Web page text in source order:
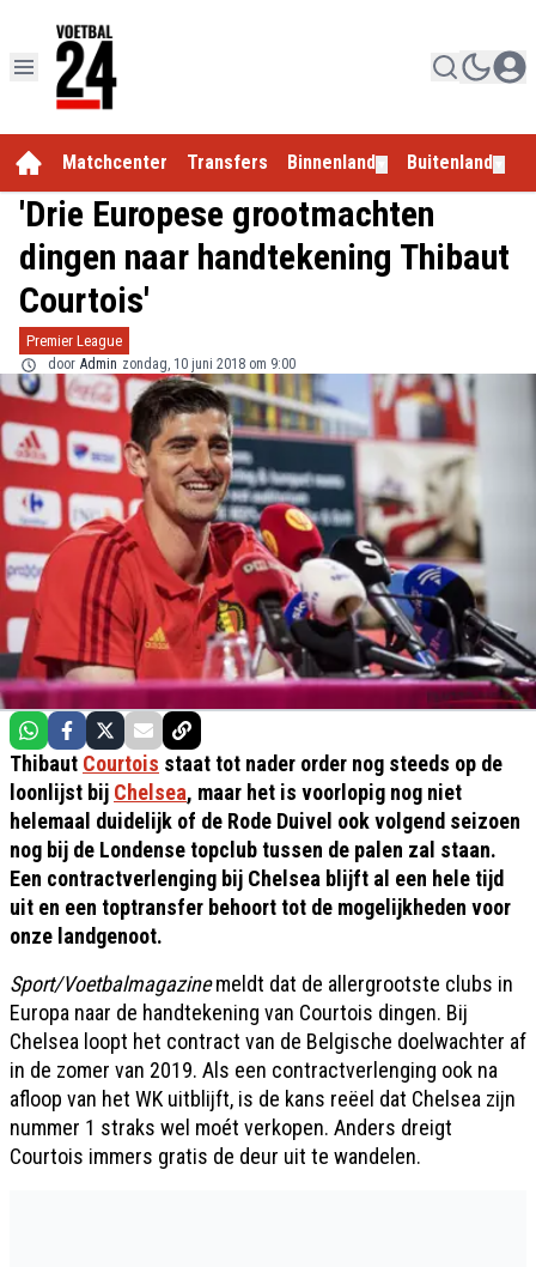
Matchcenter Transfers Binnenland Buitenland
'Drie Europese grootmachten
dingen naar handtekening Thibaut
Courtois'
Premier League
door Admin zondag, 10 juni 2018 om 9:00
Thibaut Courtois staat tot nader order nog steeds op de
loonlijst bij Chelsea, maar het is voorlopig nog niet
helemaal duidelijk of de Rode Duivel ook volgend seizoen
nog bij de Londense topclub tussen de palen zal staan.
Een contractverlenging bij Chelsea blijft al een hele tijd
uit en een toptransfer behoort tot de mogelijkheden voor
onze landgenoot.
Sport/Voetbalmagazinemeldt dat de allergrootste clubs in
Europa naar de handtekening van Courtois dingen. Bij
Chelsea loopt het contract van de Belgische doelwachter af
in de zomer van 2019. Als een contractverlenging ook na
afloop van het WK uitblijft, is de kans reëel dat Chelsea zijn
nummer 1 straks wel moét verkopen. Anders dreigt
Courtois immers gratis de deur uit te wandelen.